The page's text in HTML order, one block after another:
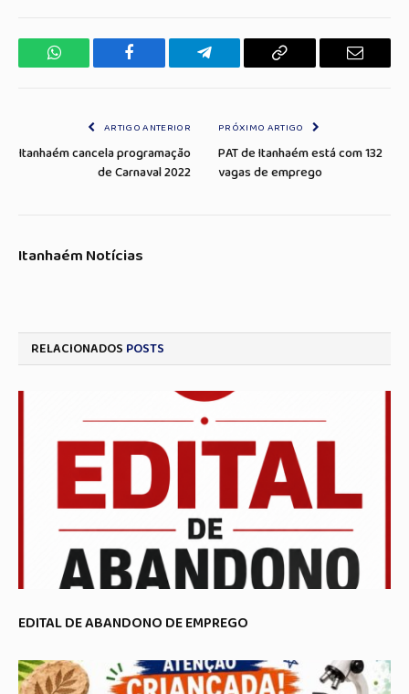
WhatsApp Facebook Telegrama Copiar
E-
ARTIGO ANTERIOR
Itanhaém cancela programação
de Carnaval 2022
PRÓXIMO ARTIGO
PAT de Itanhaém está com 132
vagas de emprego
Itanhaém Notícias
RELACIONADOS POSTS
EDITAL DE ABANDONO DE EMPREGO